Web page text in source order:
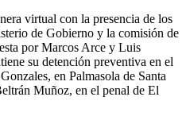
virtual con la presencia de los
de Gobierno y la comisión de
por Marcos Arce y Luis
su detención preventiva en el
en Palmasola de Santa
Muñoz, en el penal de El